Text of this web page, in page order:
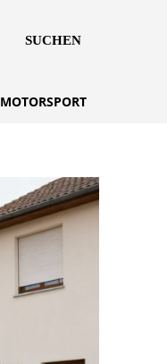
SUCHEN
MOTORSPORT